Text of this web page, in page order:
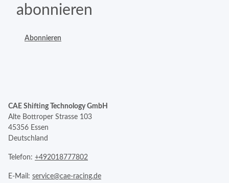
abonnieren
Abonnieren
CAE Shifting Technology GmbH
Alte Bottroper Strasse 103
45356 Essen
Deutschland
Telefon: +492018777802
E-Mail: service@cae-racing.de